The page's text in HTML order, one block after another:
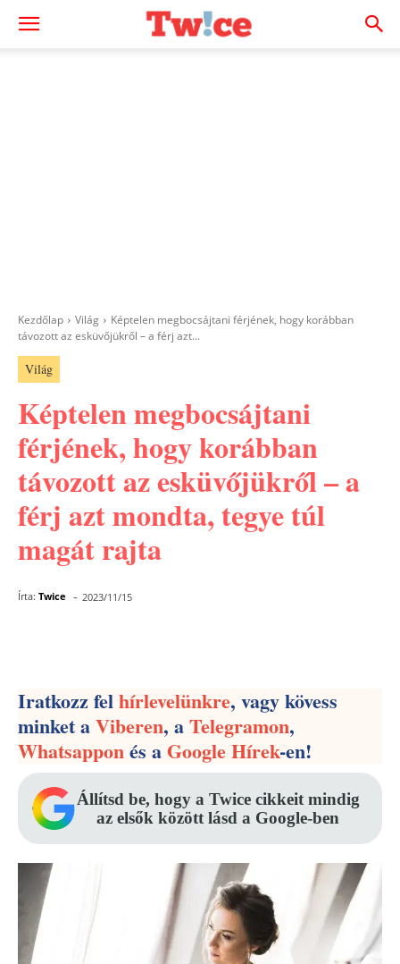
Kezdőlap Világ
Képtelen megbocsájtani férjének, hogy korábban
távozott az esküvőjükről – a férj azt...
Világ
Képtelen megbocsájtani
férjének, hogy korábban
távozott az esküvőjükről – a
férj azt mondta, tegye túl
magát rajta
Írta: Twice - 2023/11/15
Iratkozz felhírlevelünkre, vagy kövess
minket aViberen, aTelegramon,
Whatsapponés aGoogle Hírek-en!
Állítsd be, hogy a Twice cikkeit mindig
az elsők között lásd a Google-ben